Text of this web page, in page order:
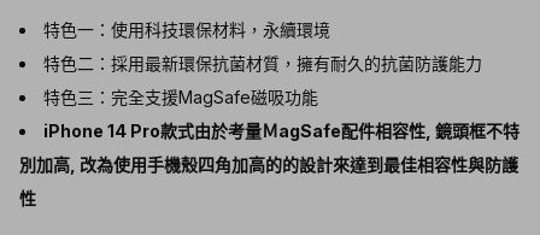
特色一：使用科技環保材料，永續環境
特色二：採用最新環保抗菌材質，擁有耐久的抗菌防護能力
特色三：完全支援MagSafe磁吸功能
iPhone 14 Pro款式由於考量ＭagSafe配件相容性, 鏡頭框不特
別加高, 改為使用手機殼四角加高的的設計來達到最佳相容性與防護
性